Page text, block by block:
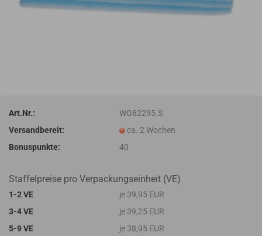
Art.Nr.:
WO82295.S
Versandbereit:
ca. 2 Wochen
Bonuspunkte:
40
Staffelpreise pro Verpackungseinheit (VE)
1-2 VE
je 39,95 EUR
3-4 VE
je 39,25 EUR
5-9 VE
je 38,95 EUR